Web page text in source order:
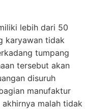
lebih dari 50
karyawan tidak
tumpang
tersebut akan
disuruh
manufaktur
akhirnya malah tidak